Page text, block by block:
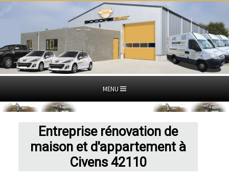
MENU
Entreprise rénovation de
maison et d'appartement à
Civens 42110